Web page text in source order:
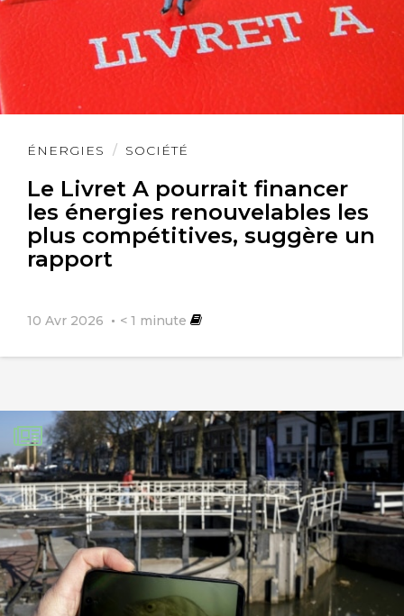
ÉNERGIES SOCIÉTÉ
Le Livret A pourrait financer
les énergies renouvelables les
plus compétitives, suggère un
rapport
10 Avr 2026 < 1 minute
Lire